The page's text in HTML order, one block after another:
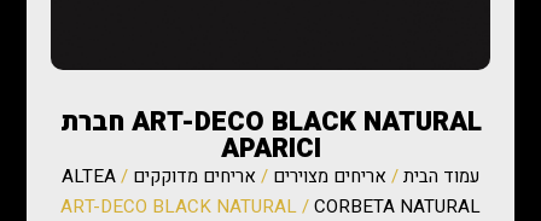
‏ART-DECO BLACK NATURAL חברת
APARICI
עמוד הבית/ אריחים מצוירים / אריחים מדוקקים /
ALTEA
CORBETA NATURAL
/ ‏ART-DECO BLACK NATURAL